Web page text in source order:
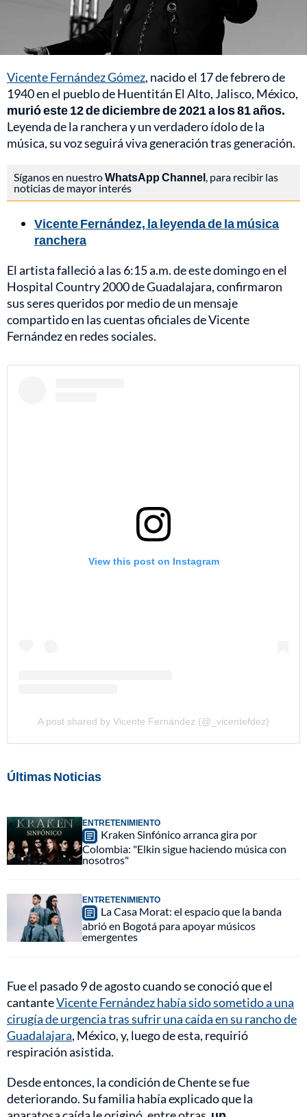
Vicente Fernández Gómez, nacido el 17 de febrero de
1940 en el pueblo de Huentitán El Alto, Jalisco, México,
murió este 12 de diciembre de 2021 a los 81 años.
Leyenda de la ranchera y un verdadero ídolo de la
música, su voz seguirá viva generación tras generación.
Síganos en nuestroWhatsApp Channel, para recibir las
noticias de mayor interés
Vicente Fernández, la leyenda de la música
ranchera
El artista falleció a las 6:15 a.m. de este domingo en el
Hospital Country 2000 de Guadalajara, confirmaron
sus seres queridos por medio de un mensaje
compartido en las cuentas oficiales de Vicente
Fernández en redes sociales.
View this post on Instagram
A post shared by Vicente Fernández (@_vicentefdez)
Últimas Noticias
ENTRETENIMIENTO
Kraken Sinfónico arranca gira por
Colombia: "Elkin sigue haciendo música con
nosotros"
ENTRETENIMIENTO
La Casa Morat: el espacio que la banda
abrió en Bogotá para apoyar músicos
emergentes
Fue el pasado 9 de agosto cuando se conoció que el
cantanteVicente Fernández había sido sometido a una
cirugía de urgencia tras sufrir una caída en su rancho de
Guadalajara, México, y, luego de esta, requirió
respiración asistida.
Desde entonces, la condición de Chente se fue
deteriorando. Su familia había explicado que la